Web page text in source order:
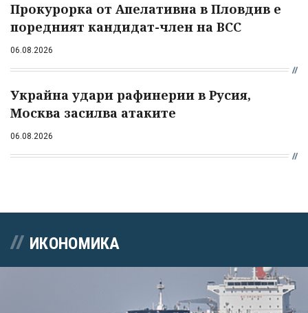
Прокурорка от Апелативна в Пловдив е
поредният кандидат-член на ВСС
06.08.2026
Украйна удари рафинерии в Русия,
Москва засилва атаките
06.08.2026
ИКОНОМИКА